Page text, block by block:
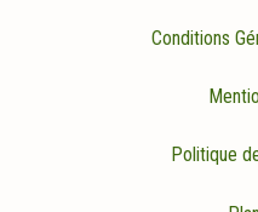
Conditions
Politique